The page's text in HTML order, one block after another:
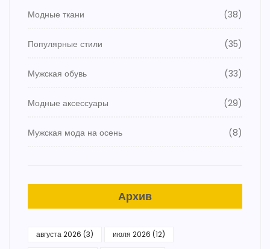
Модные ткани (38)
Популярные стили (35)
Мужская обувь (33)
Модные аксессуары (29)
Мужская мода на осень (8)
Архив
августа 2026 (3) июля 2026 (12)